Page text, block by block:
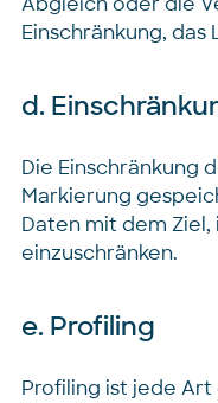
Einschränkung,
d.
Die Einschränkung
Markierung
Daten mit dem
einzuschränken.
e. Profiling
Profiling ist jede